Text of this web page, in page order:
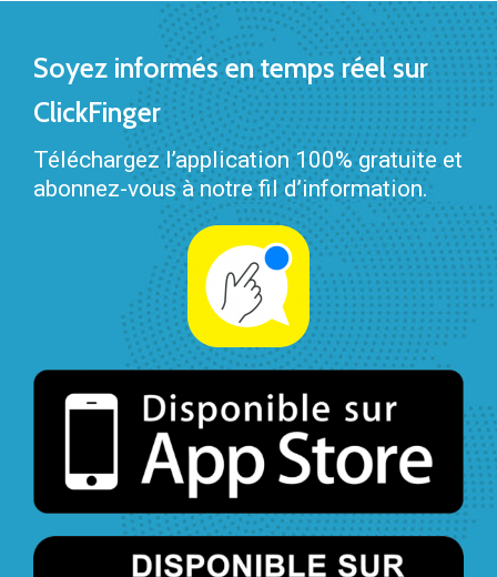
Soyez informés en temps réel sur
ClickFinger
Téléchargez l’application 100% gratuite et
abonnez-vous à notre fil d’information.